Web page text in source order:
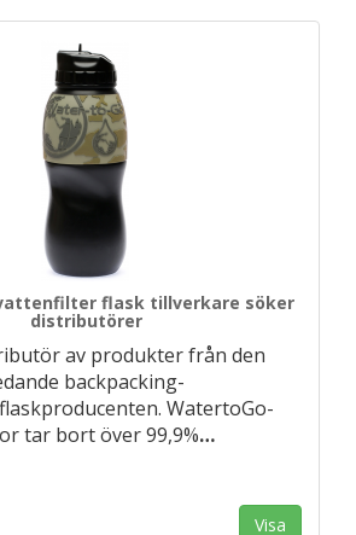
flask tillverkare söker
distributörer
av produkter från den
backpacking-
WatertoGo-
tar bort över 99,9%…
Visa